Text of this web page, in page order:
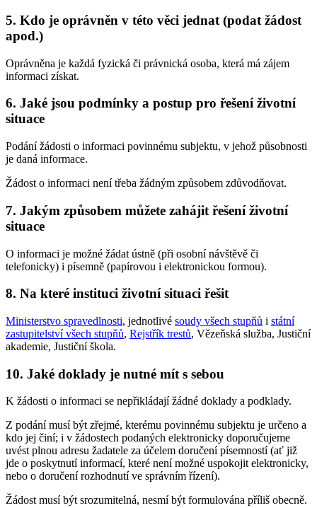
5. Kdo je oprávněn v této věci jednat (podat žádost
apod.)
Oprávněna je každá fyzická či právnická osoba, která má zájem
informaci získat.
6. Jaké jsou podmínky a postup pro řešení životní
situace
Podání žádosti o informaci povinnému subjektu, v jehož působnosti
je daná informace.
Žádost o informaci není třeba žádným způsobem zdůvodňovat.
7. Jakým způsobem můžete zahájit řešení životní
situace
O informaci je možné žádat ústně (při osobní návštěvě či
telefonicky) i písemně (papírovou i elektronickou formou).
8. Na které instituci životní situaci řešit
Ministerstvo spravedlnosti, jednotlivé soudy všech stupňů i státní
zastupitelství všech stupňů, Rejstřík trestů, Vězeňská služba, Justiční
akademie, Justiční škola.
10. Jaké doklady je nutné mít s sebou
K žádosti o informaci se nepřikládají žádné doklady a podklady.
Z podání musí být zřejmé, kterému povinnému subjektu je určeno a
kdo jej činí; i v žádostech podaných elektronicky doporučujeme
uvést plnou adresu žadatele za účelem doručení písemností (ať již
jde o poskytnutí informací, které není možné uspokojit elektronicky,
nebo o doručení rozhodnutí ve správním řízení).
Žádost musí být srozumitelná, nesmí být formulována příliš obecně.